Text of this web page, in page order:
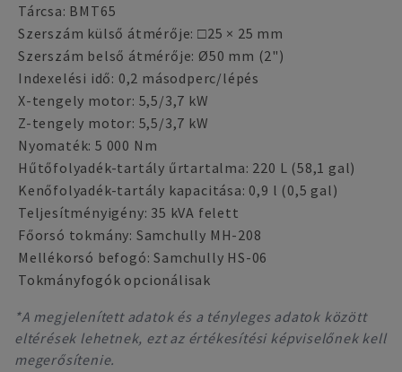
Tárcsa: BMT65
Szerszám külső átmérője: □25 × 25 mm
Szerszám belső átmérője: Ø50 mm (2")
Indexelési idő: 0,2 másodperc/lépés
X-tengely motor: 5,5/3,7 kW
Z-tengely motor: 5,5/3,7 kW
Nyomaték: 5 000 Nm
Hűtőfolyadék-tartály űrtartalma: 220 L (58,1 gal)
Kenőfolyadék-tartály kapacitása: 0,9 l (0,5 gal)
Teljesítményigény: 35 kVA felett
Főorsó tokmány: Samchully MH-208
Mellékorsó befogó: Samchully HS-06
Tokmányfogók opcionálisak
*A megjelenített adatok és a tényleges adatok között
eltérések lehetnek, ezt az értékesítési képviselőnek kell
megerősítenie.